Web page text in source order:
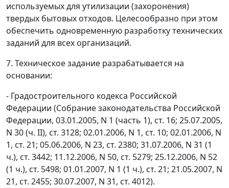
используемых для утилизации (захоронения)
твердых бытовых отходов. Целесообразно при этом
обеспечить одновременную разработку технических
заданий для всех организаций.
7. Техническое задание разрабатывается на
основании:
- Градостроительного кодекса Российской
Федерации (Собрание законодательства Российской
Федерации, 03.01.2005, N 1 (часть 1), ст. 16; 25.07.2005,
N 30 (ч. II), ст. 3128; 02.01.2006, N 1, ст. 10; 02.01.2006, N
1, ст. 21; 05.06.2006, N 23, ст. 2380; 31.07.2006, N 31 (1
ч.), ст. 3442; 11.12.2006, N 50, ст. 5279; 25.12.2006, N 52
(1 ч.), ст. 5498; 01.01.2007, N 1 (1 ч.), ст. 21; 21.05.2007, N
21, ст. 2455; 30.07.2007, N 31, ст. 4012).